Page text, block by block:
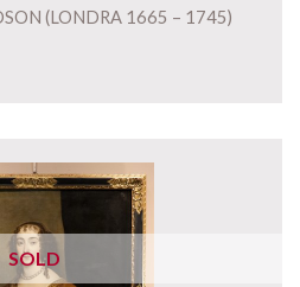
(LONDRA 1665 – 1745)
SOLD